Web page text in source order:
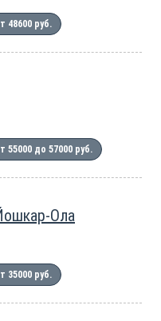
48600 руб.
55000 до 57000 руб.
Ола
35000 руб.